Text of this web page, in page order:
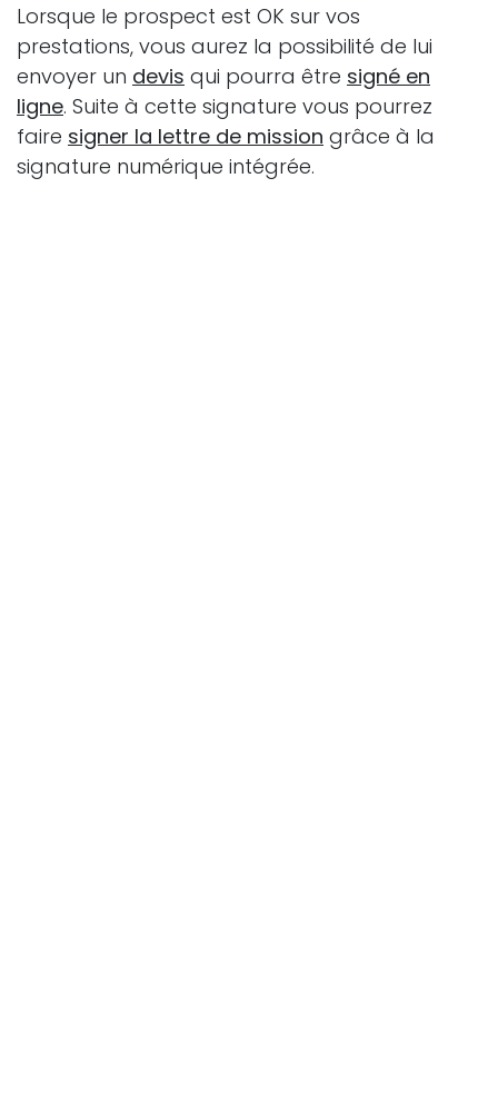
Lorsque le prospect est OK sur vos
prestations, vous aurez la possibilité de lui
envoyer un devis qui pourra être signé en
ligne. Suite à cette signature vous pourrez
faire signer la lettre de mission grâce à la
signature numérique intégrée.